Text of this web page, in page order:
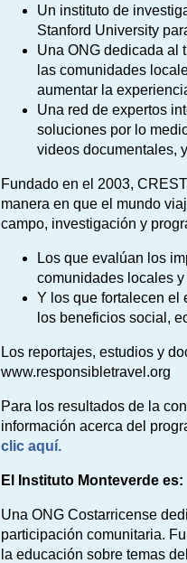
Un instituto de
Stanford University
Una ONG dedicada al
las comunidades
aumentar la
Una red de expertos
soluciones por lo
videos documentales,
Fundado en el 2003,
manera en que el mundo
campo, investigación y
Los que evalúan los
comunidades locales
Y los que fortalecen el
los beneficios social,
Los reportajes, estudios y
www.responsibletravel.org
Para los resultados de la
información acerca del
clic aquí.
El Instituto Monteverde es:
Una ONG Costarricense
participación comunitaria.
la educación sobre temas